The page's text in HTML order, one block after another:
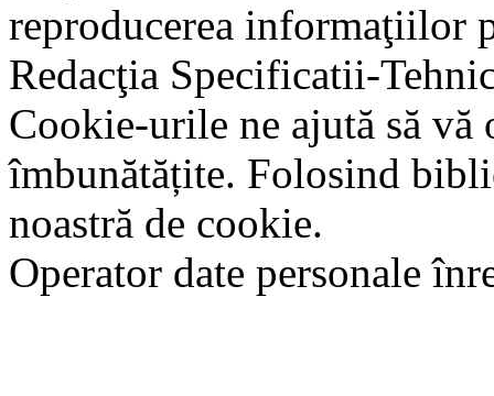
reproducerea informaţiilor
Redacţia Specificatii-
Cookie-urile ne ajută să
îmbunătățite. Folosind
noastră de cookie.
Operator date personale